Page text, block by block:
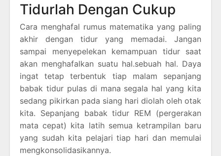
Tidurlah Dengan Cukup
Cara menghafal rumus matematika yang paling
akhir dengan tidur yang memadai. Jangan
sampai menyepelekan kemampuan tidur saat
akan menghafalkan suatu hal.sebuah hal. Daya
ingat tetap terbentuk tiap malam sepanjang
babak tidur pulas di mana segala hal yang kita
sedang pikirkan pada siang hari diolah oleh otak
kita. Sepanjang babak tidur REM (pergerakan
mata cepat) kita latih semua ketrampilan baru
yang sudah kita pelajari tiap hari dan memulai
mengkonsolidasikannya.